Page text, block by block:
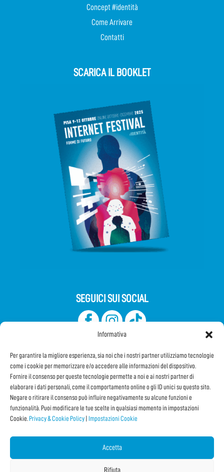
Informativa
Per garantire la migliore esperienza, sia noi che i nostri partner utilizziamo tecnologie
come i cookie per memorizzare e/o accedere alle informazioni del dispositivo.
Fornire il consenso per queste tecnologie permette a noi e ai nostri partner di
elaborare i dati personali, come il comportamento online o gli ID unici su questo sito.
Negare o ritirare il consenso può influire negativamente su alcune funzioni e
funzionalità. Puoi modificare le tue scelte in qualsiasi momento in impostazioni
Cookie. Privacy & Cookie Policy Impostazioni Cookie
Accetta
Rifiuta
Concept #identità
Come Arrivare
Contatti
SCARICA IL BOOKLET
SEGUICI SUI SOCIAL
Iscriviti alla Newsletter
CONDIVIDI QUESTA PAGINA!
Facebook